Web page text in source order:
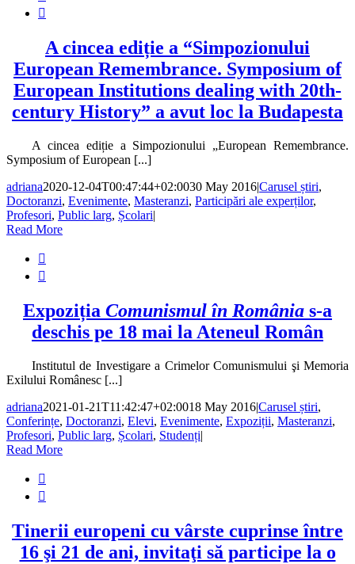

A cincea ediție a “Simpozionului
European Remembrance. Symposium of
European Institutions dealing with 20th-
century History” a avut loc la Budapesta
A cincea ediție a Simpozionului „European Remembrance.
Symposium of European [...]
adriana2020-12-04T00:47:44+02:0030 May 2016|Carusel știri,
Doctoranzi, Evenimente, Masteranzi, Participări ale experților,
Profesori, Public larg, Școlari|
Read More


Expoziția Comunismul în România s-a
deschis pe 18 mai la Ateneul Român
Institutul de Investigare a Crimelor Comunismului şi Memoria
Exilului Românesc [...]
adriana2021-01-21T11:42:47+02:0018 May 2016|Carusel știri,
Conferințe, Doctoranzi, Elevi, Evenimente, Expoziții, Masteranzi,
Profesori, Public larg, Școlari, Studenți|
Read More


Tinerii europeni cu vârste cuprinse între
16 şi 21 de ani, invitaţi să participe la o